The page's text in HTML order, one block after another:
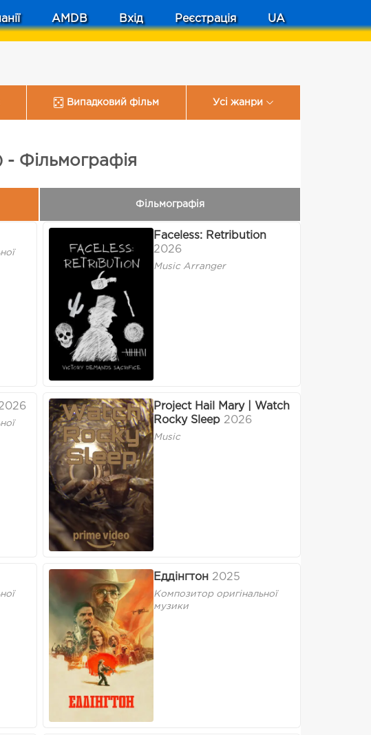
AMDB Вхід Реєстрація UA
Випадковий фільм Усі жанри
Фільмографія
Фільмографія
Faceless: Retribution
2026
Music Arranger
Project Hail Mary | Watch
Rocky Sleep 2026
Music
Еддінгтон 2025
Композитор оригінальної
музики